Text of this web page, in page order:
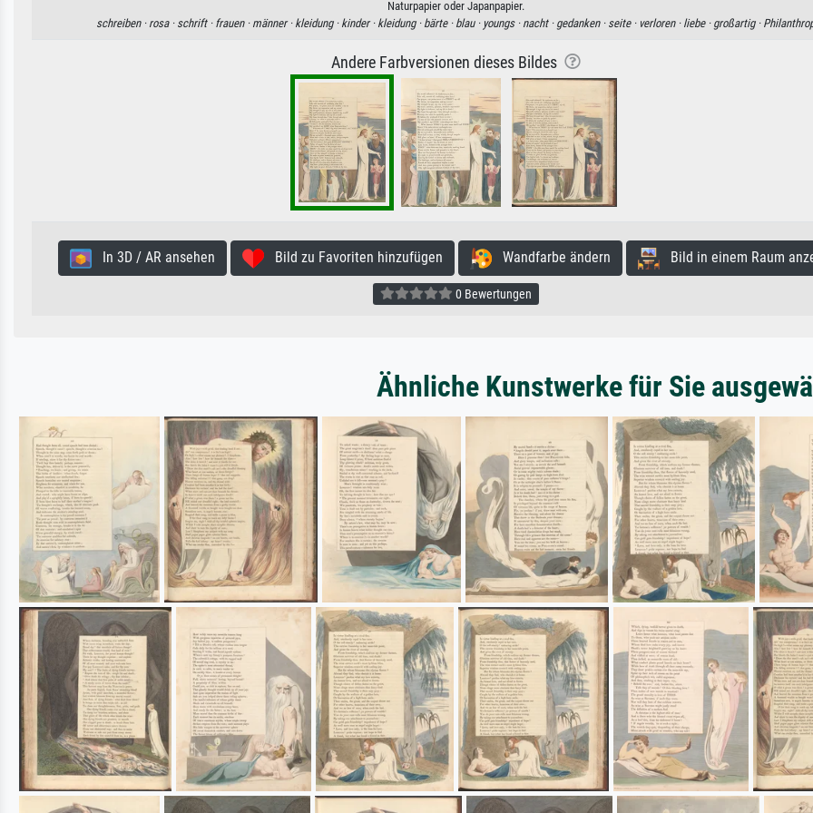
Naturpapier oder Japanpapier.
schreiben · rosa · schrift · frauen · männer · kleidung · kinder · kleidung · bärte · blau · youngs · nacht · gedanken · seite · verloren · liebe · großartig ·
Andere Farbversionen dieses Bildes
In 3D / AR ansehen Bild zu Favoriten hinzufügen Wandfarbe ändern Bild in einem Raum
0 Bewertungen
Ähnliche Kunstwerke für Sie